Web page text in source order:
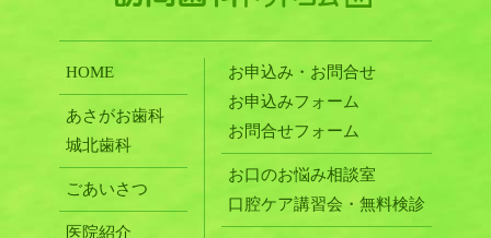
HOME
あさがお歯科
城北歯科
ごあいさつ
医院紹介
お申込み・お問合せ
お申込みフォーム
お問合せフォーム
お口のお悩み相談室
口腔ケア講習会・無料検診